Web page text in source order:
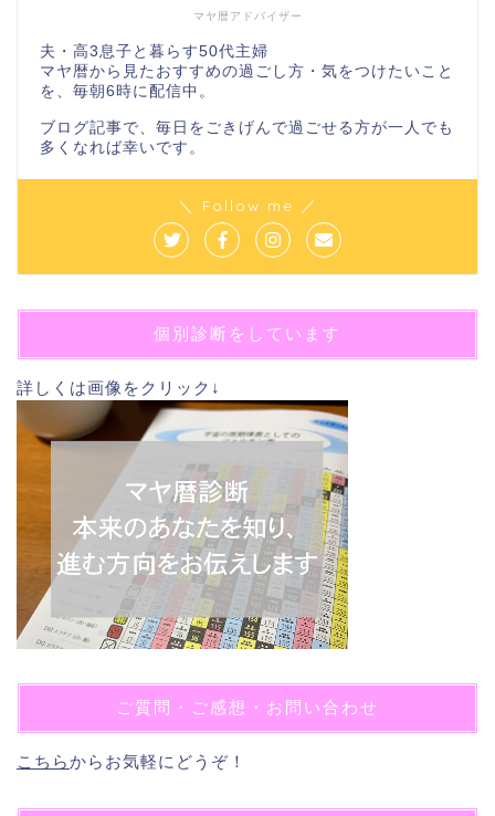
マヤ暦アドバイザー
夫・高3息子と暮らす50代主婦
マヤ暦から見たおすすめの過ごし方・気をつけたいこと
を、毎朝6時に配信中。
ブログ記事で、毎日をごきげんで過ごせる方が一人でも
多くなれば幸いです。
＼ Follow me ／
個別診断をしています
詳しくは画像をクリック↓
ご質問・ご感想・お問い合わせ
こちらからお気軽にどうぞ！